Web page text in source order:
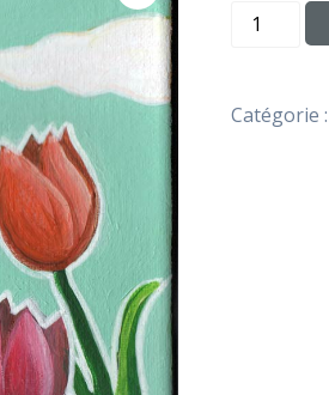
quantité
Catégorie :